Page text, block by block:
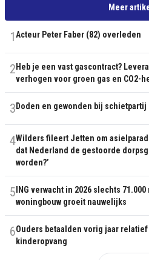
Meer
1Acteur Peter Faber (82) overleden
2 Heb je een vast gascontract?
verhogen voor groen gas en CO2-
3 Doden en gewonden bij schietpartij
4Wilders fileert Jetten om
dat Nederland de gestoorde
worden?’
5 ING verwacht in 2026 slechts
woningbouw groeit nauwelijks
6Ouders betaalden vorig jaar
kinderopvang